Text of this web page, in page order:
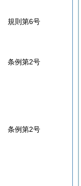
規則第6号
条例第2号
条例第2号